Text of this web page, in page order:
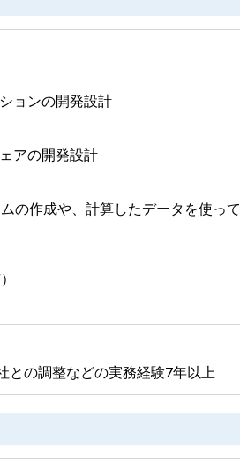
ョンの開発設計
アの開発設計
の作成や、計算したデータを使って
との調整などの実務経験7年以上